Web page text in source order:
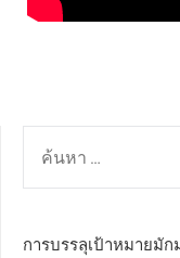
สำหรับ:
การบรรลุเป้าหมายมัก